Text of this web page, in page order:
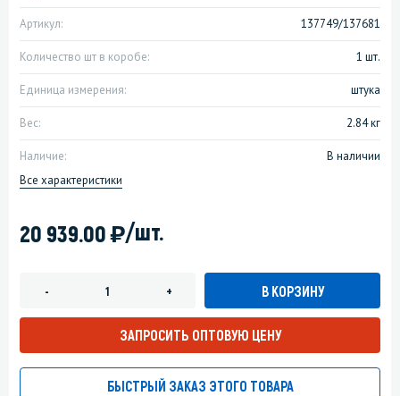
Артикул: 137749/137681
Количество шт в коробе: 1 шт.
Единица измерения: штука
Вес: 2.84 кг
Наличие:
В наличии
Все характеристики
20 939.00)/шт.
- + В КОРЗИНУ
ЗАПРОСИТЬ ОПТОВУЮ ЦЕНУ
БЫСТРЫЙ ЗАКАЗ ЭТОГО ТОВАРА